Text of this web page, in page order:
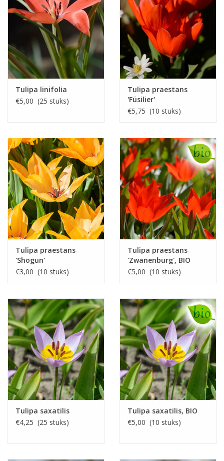
Tulipa linifolia
€5,00 (25 stuks)
Tulipa praestans
'Füsilier'
€5,75 (10 stuks)
Tulipa praestans
'Shogun'
€3,00 (10 stuks)
Tulipa praestans
'Zwanenburg', BIO
€5,00 (10 stuks)
Tulipa saxatilis
€4,25 (25 stuks)
Tulipa saxatilis, BIO
€5,00 (10 stuks)